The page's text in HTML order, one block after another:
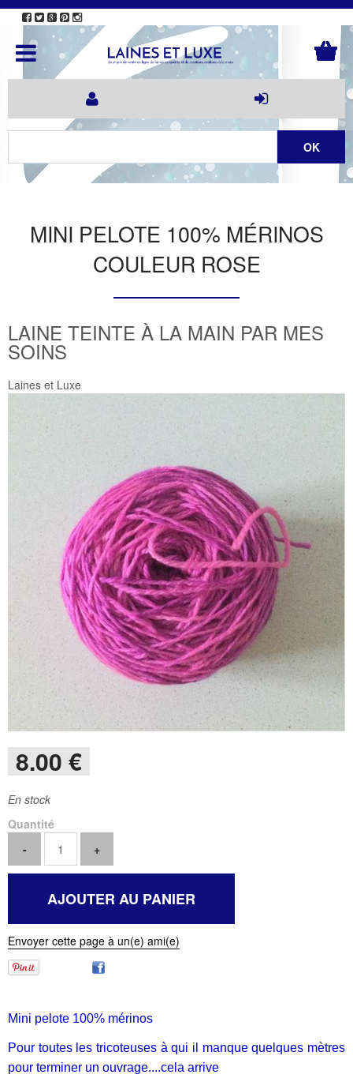
MINI PELOTE 100% MÉRINOS
COULEUR ROSE
LAINE TEINTE À LA MAIN PAR MES
SOINS
Laines et Luxe
8.00 €
En stock
Quantité
Envoyer cette page à un(e) ami(e)
Mini pelote 100% mérinos
Pour toutes les tricoteuses à qui il manque quelques mètres
pour terminer un ouvrage....cela arrive